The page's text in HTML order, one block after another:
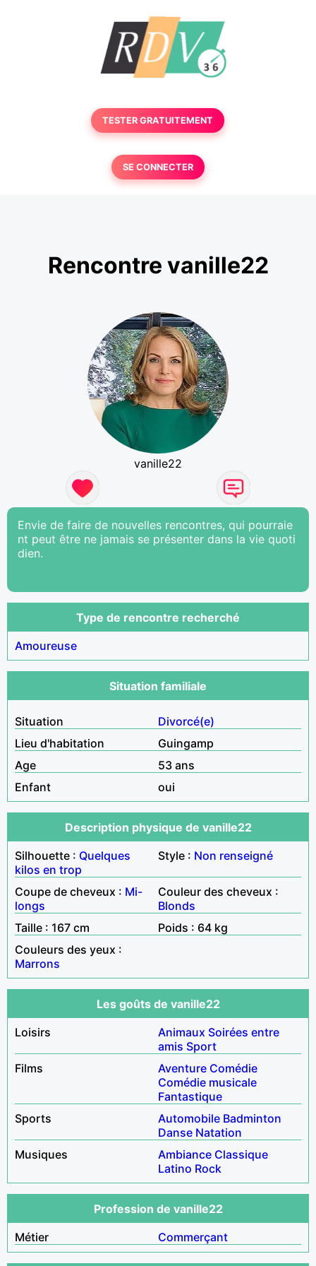
TESTER GRATUITEMENT
SE CONNECTER
Rencontre vanille22
vanille22
Envie de faire de nouvelles rencontres, qui pourraie
nt peut être ne jamais se présenter dans la vie quoti
dien.
Type de rencontre recherché
Amoureuse
Situation familiale
Situation
Divorcé(e)
Lieu d'habitation
Guingamp
Age
53 ans
Enfant
oui
Description physique de vanille22
Silhouette : Quelques
kilos en trop
Style : Non renseigné
Coupe de cheveux : Mi-
longs
Couleur des cheveux :
Blonds
Taille : 167 cm
Poids : 64 kg
Couleurs des yeux :
Marrons
Les goûts de vanille22
Loisirs
Animaux Soirées entre
amis Sport
Films
Aventure Comédie
Comédie musicale
Fantastique
Sports
Automobile Badminton
Danse Natation
Musiques
Ambiance Classique
Latino Rock
Profession de vanille22
Métier
Commerçant